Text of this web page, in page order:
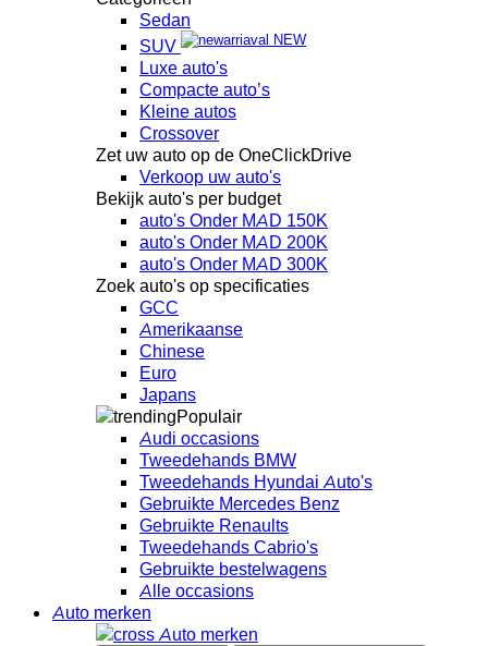
Sedan
SUV
NEW
Luxe auto's
Compacte auto’s
Kleine autos
Crossover
Zet uw auto op de OneClickDrive
Verkoop uw auto's
Bekijk auto's per budget
auto's Onder MAD 150K
auto's Onder MAD 200K
auto's Onder MAD 300K
Zoek auto's op specificaties
GCC
Amerikaanse
Chinese
Euro
Japans
Populair
Audi occasions
Tweedehands BMW
Tweedehands Hyundai Auto's
Gebruikte Mercedes Benz
Gebruikte Renaults
Tweedehands Cabrio's
Gebruikte bestelwagens
Alle occasions
Auto merken
Auto merken